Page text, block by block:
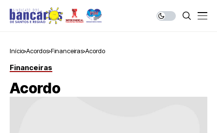
Início Acordos Financeiras Acordo
Financeiras
Acordo